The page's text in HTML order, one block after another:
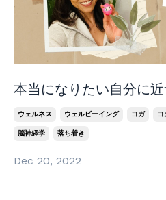
本当になりたい自分に
ウェルネス ウェルビーイング ヨガ ヨ
脳神経学 落ち着き
Dec 20, 2022